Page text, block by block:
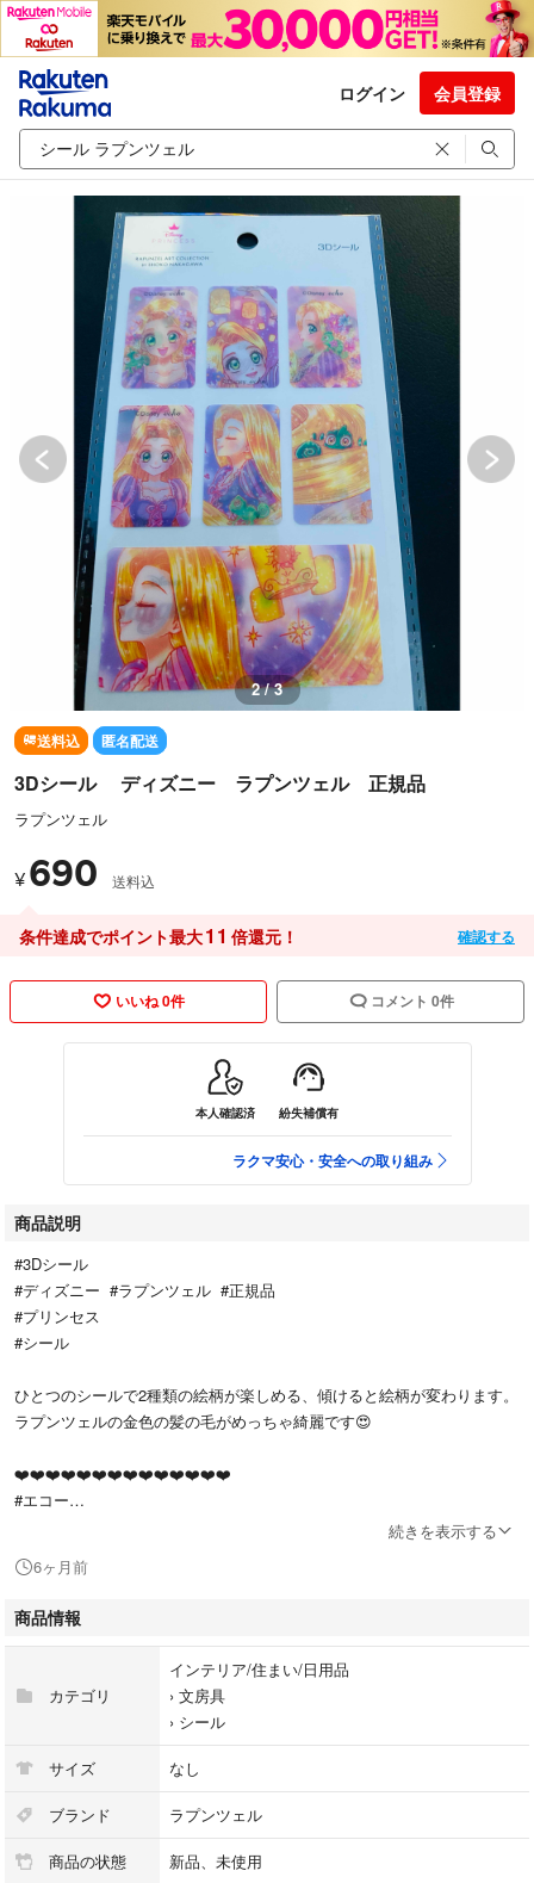
ログイン 会員登録
2 / 3
送料込 匿名配送
3Dシール ディズニー ラプンツェル 正規品
ラプンツェル
¥ 690 送料込
条件達成でポイント最大11 倍還元！ 確認する
いいね 0件 コメント 0件
本人確認済 紛失補償有
ラクマ安心・安全への取り組み
商品説明
#3Dシール
#ディズニー #ラプンツェル #正規品
#プリンセス
#シール
ひとつのシールで2種類の絵柄が楽しめる、傾けると絵柄が変わります。
ラプンツェルの金色の髪の毛がめっちゃ綺麗です😍
❤️❤️❤️❤️❤️❤️❤️❤️❤️❤️❤️❤️❤️❤️
#エコー
#キャラクター #Japan #文具 #文房具 #文具女子 stationery #씰 平成
活 ホログラム #シール #手帳デコ デコレーション decoration かわい
い シンプル #sticker ステッカー #seal ぷっくり character シール 粘
着 立体 アニメ 子供 ダイカット シール交換 正規品 ぷくっと ドロッ
#贴纸 ステーショナリー anime 平成 #平成レトロ 立体的 kids 厚
み 厚い #キラキラ
グリッター glitter 小学生 人気 セット まとめ売り ホビー キッズ
続きを表示する
6ヶ月前
商品情報
カテゴリ
インテリア/住まい/日用品
› 文房具
› シール
サイズ なし
ブランド ラプンツェル
商品の状態 新品、未使用